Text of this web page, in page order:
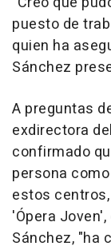
puesto de
quien ha
Sánchez
A preguntas
exdirectora
confirmado
persona
estos
'Ópera
Sánchez, "ha